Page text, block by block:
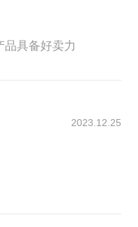
品具备好卖力
2023.12.25